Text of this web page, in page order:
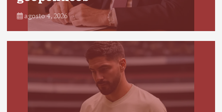
agosto 4, 2026